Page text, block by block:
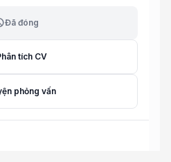
Đã đóng
tích CV
phỏng vấn